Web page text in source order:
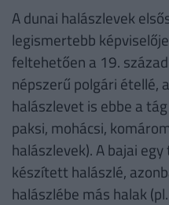
A dunai halászlevek
legismertebb
feltehetően a 19.
népszerű polgári étellé,
halászlevet is ebbe a
paksi, mohácsi,
halászlevek). A bajai
készített halászlé,
halászlébe más halak